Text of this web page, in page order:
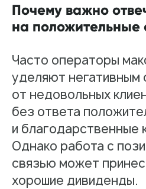
Почему важно
на положительные
Часто операторы
уделяют негативным
от недовольных
без ответа
и благодарственные
Однако работа с
связью может
хорошие дивиденды.